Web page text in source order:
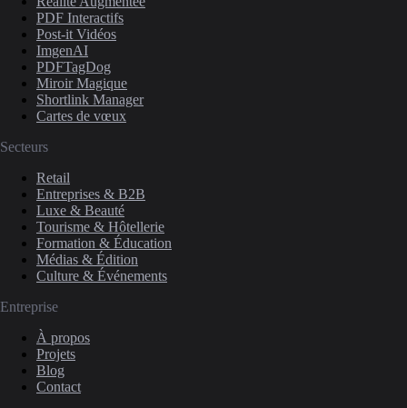
PDF Interactifs
Post-it Vidéos
ImgenAI
PDFTagDog
Miroir Magique
Shortlink Manager
Cartes de vœux
Secteurs
Retail
Entreprises & B2B
Luxe & Beauté
Tourisme & Hôtellerie
Formation & Éducation
Médias & Édition
Culture & Événements
Entreprise
À propos
Projets
Blog
Contact